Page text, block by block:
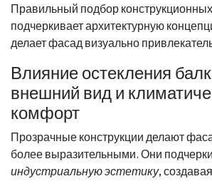
Правильный подбор
подчеркивает архитектурную
делает фасад визуально
Влияние остекления
внешний вид и
комфорт
Прозрачные конструкции делают
более выразительными. Они
индустриальную эстетику,